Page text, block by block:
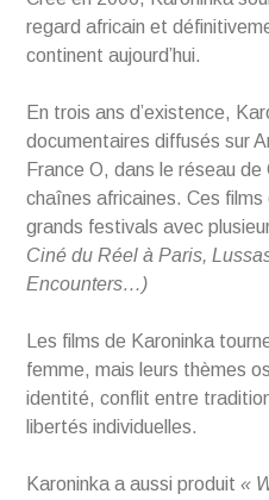
regard africain et
continent aujourd’hui.
En trois ans d’existence,
documentaires diffusés sur
France O, dans le réseau
chaînes africaines. Ces
grands festivals avec
Ciné du Réel à Paris,
Encounters…)
Les films de Karoninka
femme, mais leurs thèmes
identité, conflit entre
libertés individuelles.
Karoninka a aussi produit«